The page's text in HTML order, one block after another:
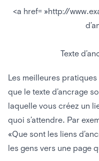
<a href= »http://
Texte
Les meilleures
que le texte d’ancrage
laquelle vous créez un
quoi s’attendre. Par
«Que sont les liens
les gens vers une page